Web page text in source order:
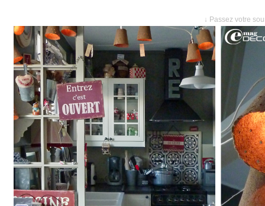
↓ Passez votre